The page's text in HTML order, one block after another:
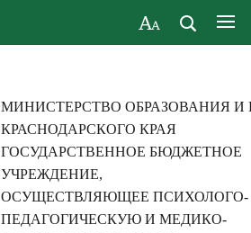
МИНИСТЕРСТВО ОБРАЗОВАНИЯ И
КРАСНОДАРСКОГО КРАЯ
ГОСУДАРСТВЕННОЕ БЮДЖЕТНОЕ
УЧРЕЖДЕНИЕ,
ОСУЩЕСТВЛЯЮЩЕЕ ПСИХОЛОГО-
ПЕДАГОГИЧЕСКУЮ И МЕДИКО-